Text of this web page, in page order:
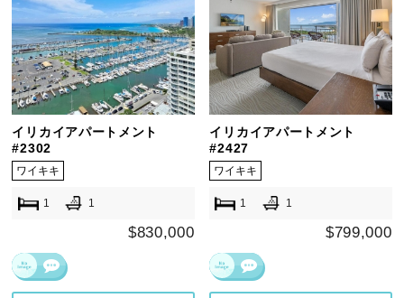
イリカイアパートメント
#2302
ワイキキ
1 1
$830,000
イリカイアパートメント
#2427
ワイキキ
1 1
$799,000